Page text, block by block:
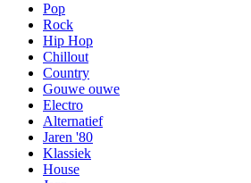
Pop
Rock
Hip Hop
Chillout
Country
Gouwe ouwe
Electro
Alternatief
Jaren '80
Klassiek
House